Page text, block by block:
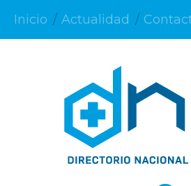
Inicio Actualidad